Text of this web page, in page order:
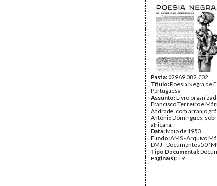
Pasta:02969.082.002
Título:Poesia Negra de
Portuguesa
Assunto:Livro
Francisco Tenreiro e
Andrade, com arranjo
António Domingues,
africana.
Data:Maio de 1953
Fundo:AMS - Arquivo
DMJ - Documentos 50º
Tipo Documental:
Página(s): 19